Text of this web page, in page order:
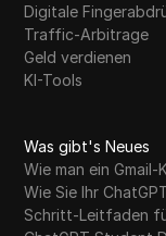
Digitale
Traffic-Arbitrage
Geld verdienen
KI-Tools
Was gibt's Neues
Wie man ein
Wie Sie Ihr
Schritt-Leitfaden